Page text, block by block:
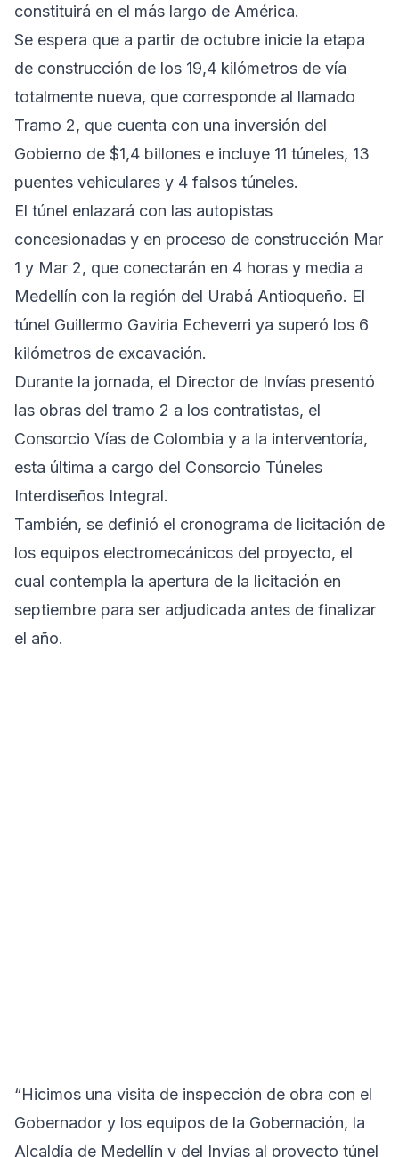
constituirá en el más largo de América.
Se espera que a partir de octubre inicie la etapa
de construcción de los 19,4 kilómetros de vía
totalmente nueva, que corresponde al llamado
Tramo 2, que cuenta con una inversión del
Gobierno de $1,4 billones e incluye 11 túneles, 13
puentes vehiculares y 4 falsos túneles.
El túnel enlazará con las autopistas
concesionadas y en proceso de construcción Mar
1 y Mar 2, que conectarán en 4 horas y media a
Medellín con la región del Urabá Antioqueño. El
túnel Guillermo Gaviria Echeverri ya superó los 6
kilómetros de excavación.
Durante la jornada, el Director de Invías presentó
las obras del tramo 2 a los contratistas, el
Consorcio Vías de Colombia y a la interventoría,
esta última a cargo del Consorcio Túneles
Interdiseños Integral.
También, se definió el cronograma de licitación de
los equipos electromecánicos del proyecto, el
cual contempla la apertura de la licitación en
septiembre para ser adjudicada antes de finalizar
el año.
“Hicimos una visita de inspección de obra con el
Gobernador y los equipos de la Gobernación, la
Alcaldía de Medellín y del Invías al proyecto túnel